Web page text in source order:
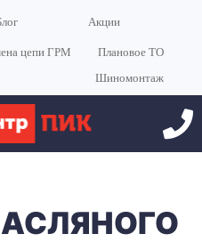
Акции
цепи ГРМ
Плановое ТО
Шиномонтаж